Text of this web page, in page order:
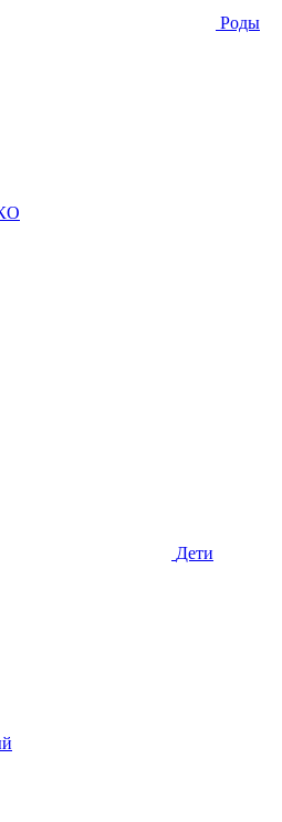
Роды
Дети